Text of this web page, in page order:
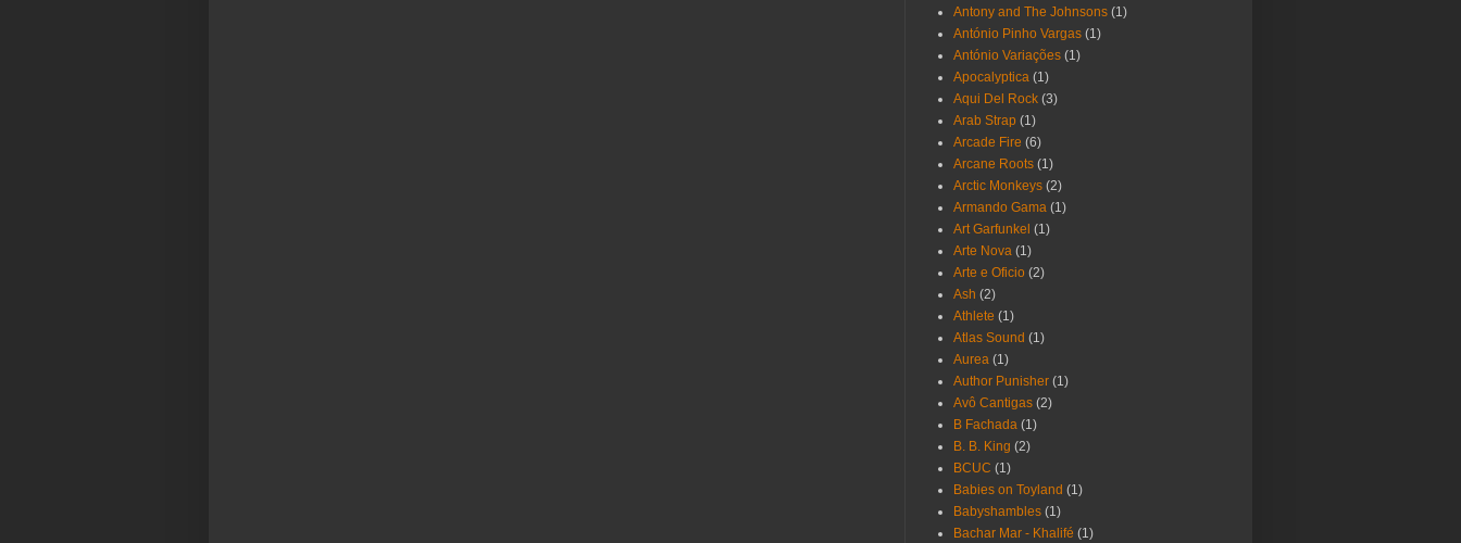
Antony and The Johnsons (1)
António Pinho Vargas (1)
António Variações (1)
Apocalyptica (1)
Aqui Del Rock (3)
Arab Strap (1)
Arcade Fire (6)
Arcane Roots (1)
Arctic Monkeys (2)
Armando Gama (1)
Art Garfunkel (1)
Arte Nova (1)
Arte e Oficio (2)
Ash (2)
Athlete (1)
Atlas Sound (1)
Aurea (1)
Author Punisher (1)
Avô Cantigas (2)
B Fachada (1)
B. B. King (2)
BCUC (1)
Babies on Toyland (1)
Babyshambles (1)
Bachar Mar - Khalifé (1)